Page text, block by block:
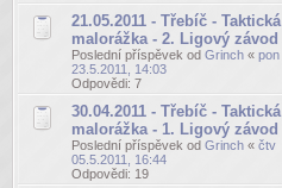
21.05.2011 - Třebíč - Taktická
malorážka - 2. Ligový závod
Poslední příspěvek od Grinch « pon
23.5.2011, 14:03
Odpovědi: 7
30.04.2011 - Třebíč - Taktická
malorážka - 1. Ligový závod
Poslední příspěvek od Grinch « čtv
05.5.2011, 16:44
Odpovědi: 19